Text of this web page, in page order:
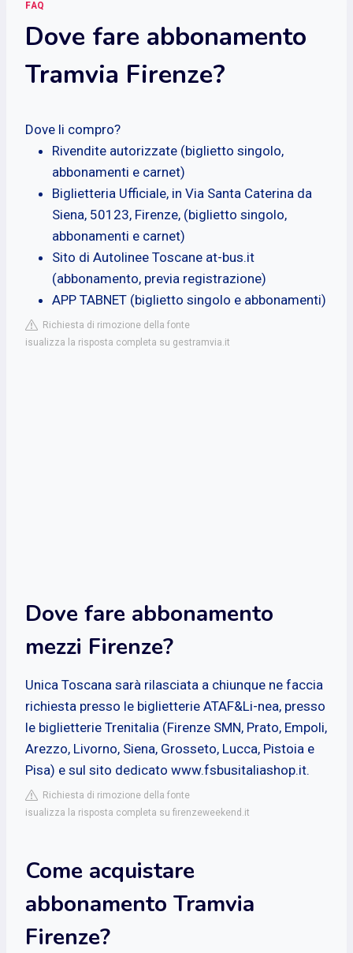
FAQ
Dove fare abbonamento
Tramvia Firenze?
Dove li compro?
Rivendite autorizzate (biglietto singolo,
abbonamenti e carnet)
Biglietteria Ufficiale, in Via Santa Caterina da
Siena, 50123, Firenze, (biglietto singolo,
abbonamenti e carnet)
Sito di Autolinee Toscane at-bus.it
(abbonamento, previa registrazione)
APP TABNET (biglietto singolo e abbonamenti)
Richiesta di rimozione della fonte
isualizza la risposta completa su gestramvia.it
Dove fare abbonamento
mezzi Firenze?
Unica Toscana sarà rilasciata a chiunque ne faccia
richiesta presso le biglietterie ATAF&Li-nea, presso
le biglietterie Trenitalia (Firenze SMN, Prato, Empoli,
Arezzo, Livorno, Siena, Grosseto, Lucca, Pistoia e
Pisa) e sul sito dedicato www.fsbusitaliashop.it.
Richiesta di rimozione della fonte
isualizza la risposta completa su firenzeweekend.it
Come acquistare
abbonamento Tramvia
Firenze?